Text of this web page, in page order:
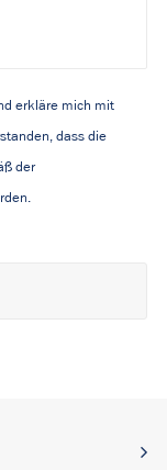
erkläre mich mit
dass die
der